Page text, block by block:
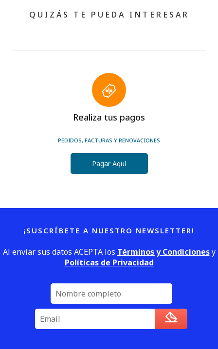
QUIZÁS TE PUEDA INTERESAR
Realiza tus pagos
PEDIDOS, FACTURAS Y RENOVACIONES
Pagar Aquí
¡SUSCRÍBETE A NUESTRO NEWSLETTER!
Al enviar sus datos ACEPTA los Términos y Condicionesy
Políticas de Privacidad